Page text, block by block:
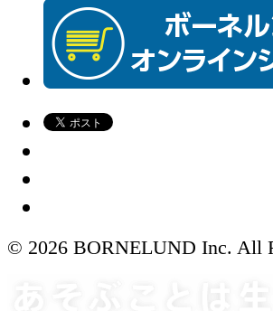
© 2026 BORNELUND Inc. All